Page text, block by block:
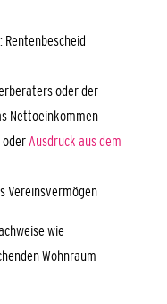
Rentenbescheid
oder der
Nettoeinkommen
oder Ausdruck aus dem
Vereinsvermögen
wie
Wohnraum